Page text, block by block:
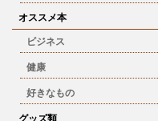
オススメ本
ビジネス
健康
好きなもの
グッズ類